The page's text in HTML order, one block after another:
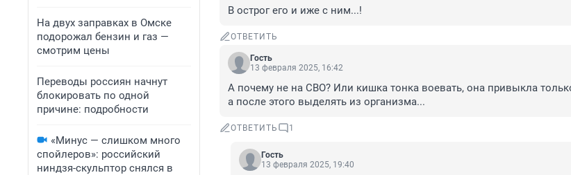
На двух заправках в Омске
подорожал бензин и газ —
смотрим цены
Переводы россиян начнут
блокировать по одной
причине: подробности
«Минус — слишком много
спойлеров»: российский
ниндзя-скульптор снялся в
В острог его и иже с ним...!
ОТВЕТИТЬ
Гость
13 февраля 2025, 16:42
А почему не на СВО? Или кишка тонка воевать, она привыкла
а после этого выделять из организма...
ОТВЕТИТЬ 1
Гость
13 февраля 2025, 19:40